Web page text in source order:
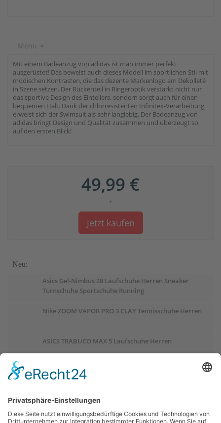
Menu
Mit einem Badeanzug von adidas ist man immer perfekt
ausgerüstet! Das beweist auch dieses Modell im sportlichen Stil mit
modischen Kontrasten, die das dezente Markenlogo am Dekolleté
in Szene setzen. Der Rückenteil in Ringeroptik verstärkt nicht nur
das sportive Design des Einteilers, sondern sorgt auch für einen
bequemen Halt. Dank der chlorresistenten Infinitex-Verarbeitung
erweist sich der Swimsuit als sehr langlebig. Der Badeanzug von
adidas bringt Design und Qualität zusammen und überzeugt so
auf den ersten Blick!
49,99 €
*
Jetzt kaufen
Neu:
Asics Gel-Nimbus 28 Laufschuhe Herren Sneaker
Turnschuhe Sportschuhe Running
Nike ZOOM VAPOR PRO 3 CLAY Tennisschuhe Herren
ASICS TRABUCO MAX 5 Laufschuhe Herren
ASICS GEL-PULSE 17 Laufschuhe Damen
Salomon OUTCHILL Winterschuhe Damen